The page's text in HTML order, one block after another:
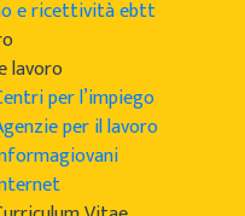
e ricettività ebtt
lavoro
per l’impiego
per il lavoro